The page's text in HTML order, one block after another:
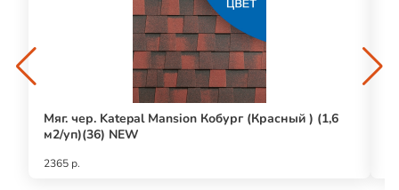
Мяг. чер. Katepal Mansion Кобург (Красный ) (1,6
м2/уп)(36) NEW
2365 р.